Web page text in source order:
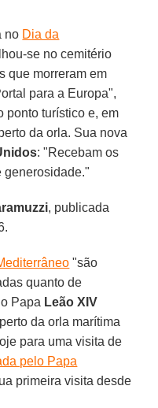
no Dia da
se no cemitério
que morreram em
para a Europa",
ponto turístico e, em
da orla. Sua nova
: "Recebam os
generosidade."
, publicada
"são
quanto de
Papa Leão XIV
da orla marítima
para uma visita de
pelo Papa
primeira visita desde